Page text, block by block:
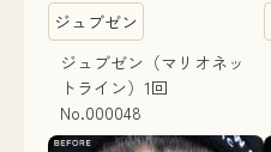
ジュブゼン
ジュブゼン（マリオネッ
トライン）1回
No.000048